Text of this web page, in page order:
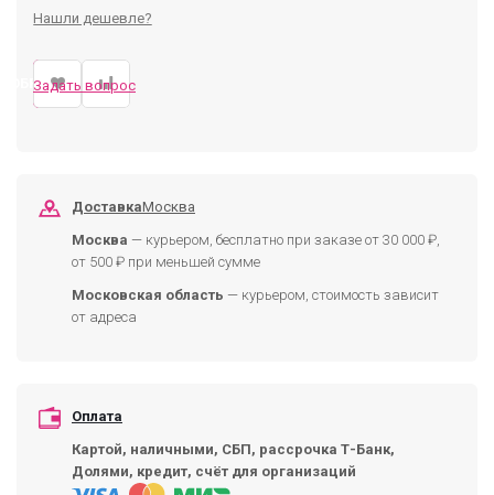
Нашли дешевле?
ЗАМЕНУ
Задать вопрос
ДоставкаМосква
Москва — курьером, бесплатно при заказе от 30 000 ₽,
от 500 ₽ при меньшей сумме
Московская область — курьером, стоимость зависит
от адреса
Оплата
Картой, наличными, СБП, рассрочка Т-Банк,
Долями, кредит, счёт для организаций